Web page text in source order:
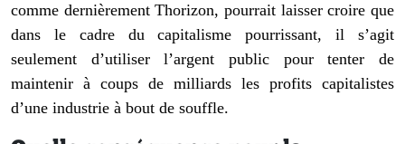
comme dernièrement Thorizon, pourrait laisser croire que
dans le cadre du capitalisme pourrissant, il s’agit
seulement d’utiliser l’argent public pour tenter de
maintenir à coups de milliards les profits capitalistes
d’une industrie à bout de souffle.